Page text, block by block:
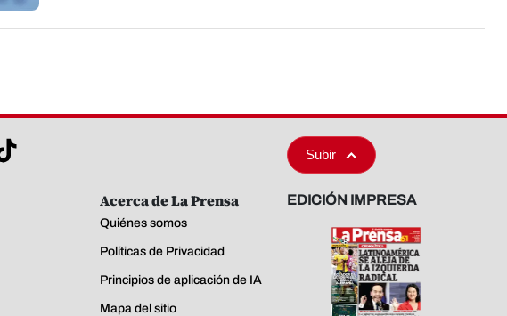
Subir
Acerca de La Prensa
Quiénes somos
Políticas de Privacidad
Principios de aplicación de IA
Mapa del sitio
EDICIÓN IMPRESA